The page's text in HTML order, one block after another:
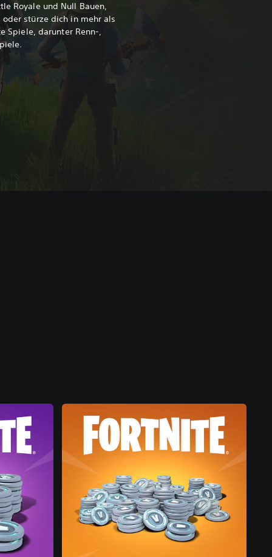
Royale und Null Bauen,
stürze dich in mehr als
Spiele, darunter Renn-,